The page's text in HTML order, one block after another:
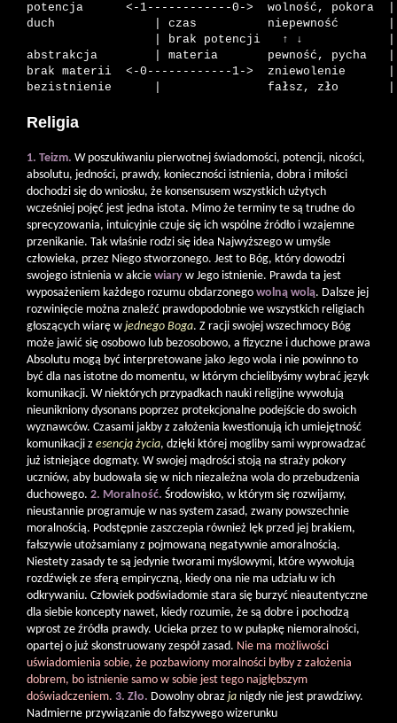
potencja      <-1------------0->  wolność, pokora  |
duch              | czas          niepewność       |
                  | brak potencji   ↑ ↓            |
abstrakcja        | materia       pewność, pycha   |
brak materii  <-0------------1->  zniewolenie      |
Religia
1. Teizm. W poszukiwaniu pierwotnej świadomości, potencji, nicości,
absolutu, jedności, prawdy, konieczności istnienia, dobra i miłości
dochodzi się do wniosku, że konsensusem wszystkich użytych
wcześniej pojęć jest jedna istota. Mimo że terminy te są trudne do
sprecyzowania, intuicyjnie czuje się ich wspólne źródło i wzajemne
przenikanie. Tak właśnie rodzi się idea Najwyższego w umyśle
człowieka, przez Niego stworzonego. Jest to Bóg, który dowodzi
swojego istnienia w akcie wiary w Jego istnienie. Prawda ta jest
wyposażeniem każdego rozumu obdarzonego wolną wolą. Dalsze jej
rozwinięcie można znaleźć prawdopodobnie we wszystkich religiach
głoszących wiarę w jednego Boga. Z racji swojej wszechmocy Bóg
może jawić się osobowo lub bezosobowo, a fizyczne i duchowe prawa
Absolutu mogą być interpretowane jako Jego wola i nie powinno to
być dla nas istotne do momentu, w którym chcielibyśmy wybrać język
komunikacji. W niektórych przypadkach nauki religijne wywołują
nieunikniony dysonans poprzez protekcjonalne podejście do swoich
wyznawców. Czasami jakby z założenia kwestionują ich umiejętność
komunikacji z esencją życia, dzięki której mogliby sami wyprowadzać
już istniejące dogmaty. W swojej mądrości stoją na straży pokory
uczniów, aby budowała się w nich niezależna wola do przebudzenia
duchowego. 2. Moralność. Środowisko, w którym się rozwijamy,
nieustannie programuje w nas system zasad, zwany powszechnie
moralnością. Podstępnie zaszczepia również lęk przed jej brakiem,
fałszywie utożsamiany z pojmowaną negatywnie amoralnością.
Niestety zasady te są jedynie tworami myślowymi, które wywołują
rozdźwięk ze sferą empiryczną, kiedy ona nie ma udziału w ich
odkrywaniu. Człowiek podświadomie stara się burzyć nieautentyczne
dla siebie koncepty nawet, kiedy rozumie, że są dobre i pochodzą
wprost ze źródła prawdy. Ucieka przez to w pułapkę niemoralności,
opartej o już skonstruowany zespół zasad. Nie ma możliwości
uświadomienia sobie, że pozbawiony moralności byłby z założenia
dobrem, bo istnienie samo w sobie jest tego najgłębszym
doświadczeniem. 3. Zło. Dowolny obraz ja nigdy nie jest prawdziwy.
Nadmierne przywiązanie do fałszywego wizerunku